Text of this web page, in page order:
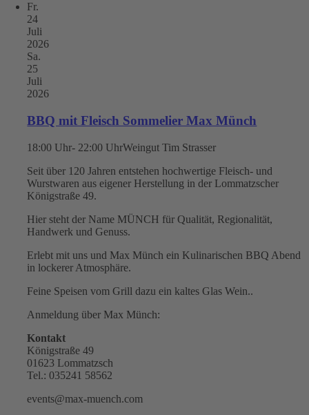
Fr.
24
Juli
2026
Sa.
25
Juli
2026
BBQ mit Fleisch Sommelier Max Münch
18:00 Uhr- 22:00 UhrWeingut Tim Strasser
Seit über 120 Jahren entstehen hochwertige Fleisch- und
Wurstwaren aus eigener Herstellung in der Lommatzscher
Königstraße 49.
Hier steht der Name MÜNCH für Qualität, Regionalität,
Handwerk und Genuss.
Erlebt mit uns und Max Münch ein Kulinarischen BBQ Abend
in lockerer Atmosphäre.
Feine Speisen vom Grill dazu ein kaltes Glas Wein..
Anmeldung über Max Münch:
Kontakt
Königstraße 49
01623 Lommatzsch
Tel.: 035241 58562
events@max-muench.com